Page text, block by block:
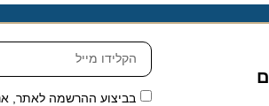
בביצוע ההרשמה לאתר, אני